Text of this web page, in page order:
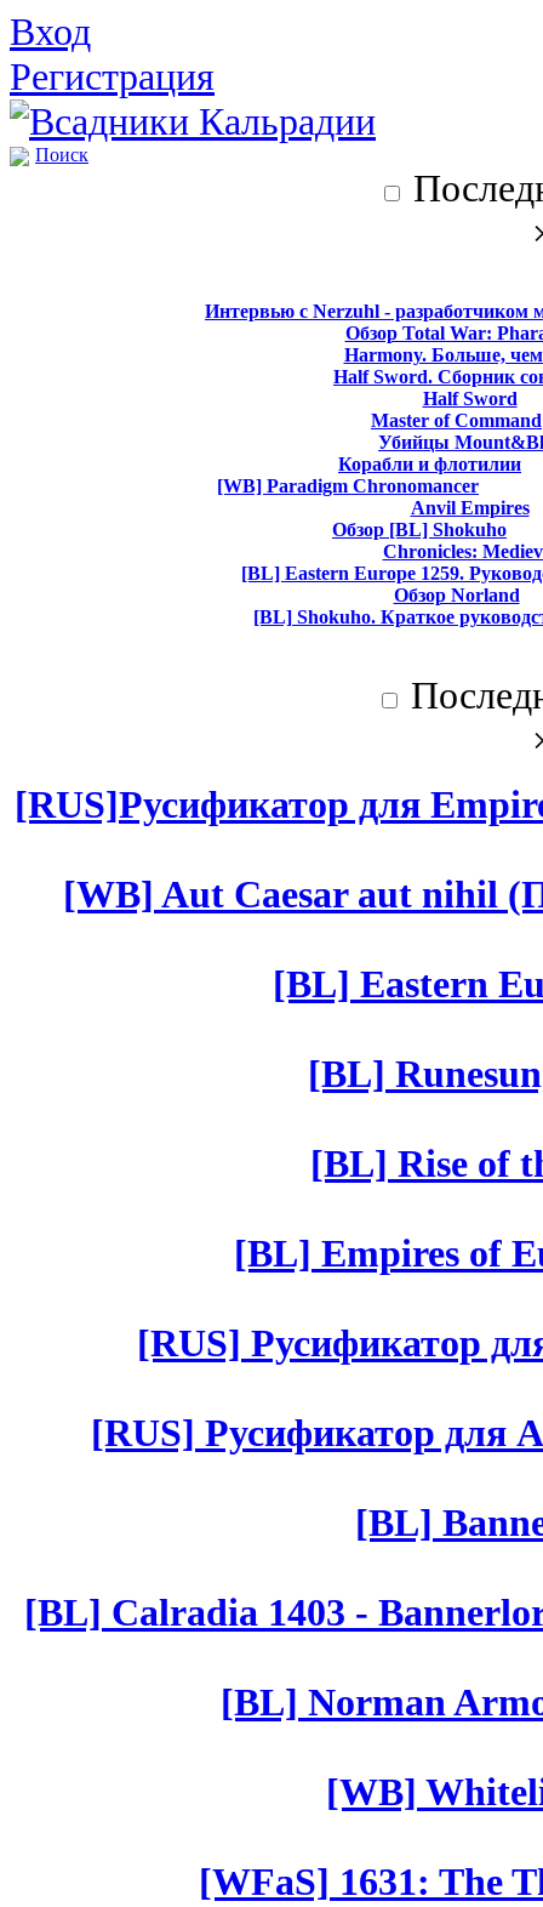
Вход
Регистрация
Поиск
Интервью с Nerzuhl - разработчиком
Обзор Total War:
Harmony. Больше,
Half Sword. Сборник
Half Sword
Master of Command
Убийцы
Корабли и флотилии
[WB] Paradigm Chronomancer
Anvil Empires
Обзор [BL] Shokuho
Chronicles:
[BL] Eastern Europe 1259.
Обзор Norland
[BL] Shokuho. Краткое
[RUS]Русификатор для
[WB] Aut Caesar aut nihil
[BL] Eastern
[BL]
[BL] Rise of
[BL] Empires of
[RUS] Русификатор
[RUS] Русификатор для
[BL]
[BL] Calradia 1403 -
[BL] Norman
[WB]
[WFaS] 1631: The